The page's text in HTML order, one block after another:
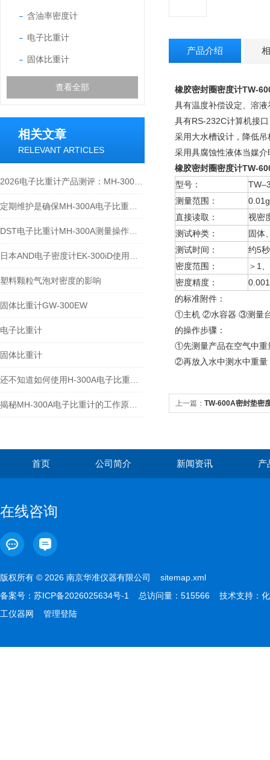
含油率密度计
电子比重计
固体比重计
查看全部
相关文章
RELEVANT ARTICLES
塑料颗粒气泡对密度的影响
固体比重计GW-300EW
电子比重计
固体比重计
产品介绍
橡胶密封圈密度计TW-
具有温度补偿设定、溶
具有RS-232C计算机接
采用大水槽设计，降低
采用具腐蚀性液体当媒
橡胶密封圈密度计TW-
型号：
测量范围：
直接读取：
视密
测试种类：
固体
测试时间：
约5秒
密度范围：
＞1
密度精度：
的标准附件：
①主机 ②水容器 ③测量
的操作步骤：
①先测量产品在空气中重
②再放入水中测水中重量
上一篇： TW-600A密封垫密
首页 公司简介 新闻资讯 产
在线咨询
版权所有 © 2026 南京华准仪器有限公司 sitemap.xml
备案号： 苏ICP备2026025634号-1 总访问量：515566 技术支持： 化
工仪器网
管理登陆